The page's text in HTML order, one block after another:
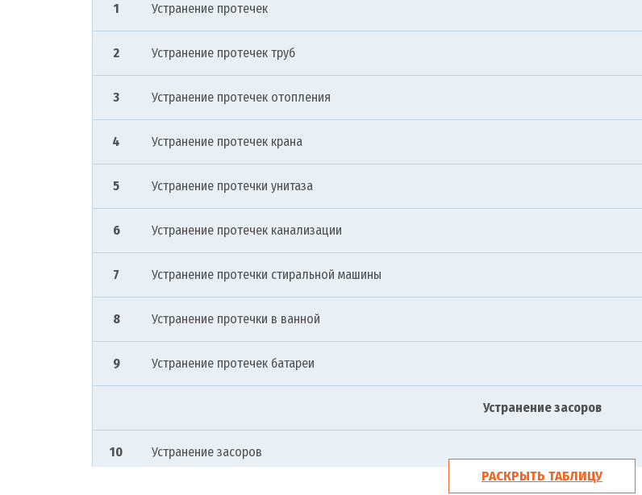
1 Устранение протечек
2 Устранение протечек труб
3 Устранение протечек отопления
4 Устранение протечек крана
5 Устранение протечки унитаза
6 Устранение протечек канализации
7 Устранение протечки стиральной машины
8 Устранение протечки в ванной
9 Устранение протечек батареи
Устранение засоров
10 Устранение засоров
РАСКРЫТЬ ТАБЛИЦУ